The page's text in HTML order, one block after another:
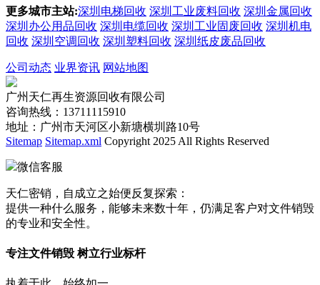
更多城市主站:深圳电梯回收 深圳工业废料回收 深圳金属回收
深圳办公用品回收 深圳电缆回收 深圳工业固废回收 深圳机电
回收 深圳空调回收 深圳塑料回收 深圳纸皮废品回收
公司动态 业界资讯 网站地图
广州天仁再生资源回收有限公司
咨询热线：13711115910
地址：广州市天河区小新塘横圳路10号
Sitemap Sitemap.xml Copyright 2025 All Rights Reserved
微信客服
天仁密销，自成立之始便反复探索：
提供一种什么服务，能够未来数十年，仍满足客户对文件销毁
的专业和安全性。
专注文件销毁 树立行业标杆